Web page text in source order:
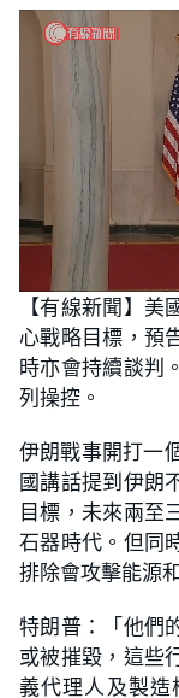
n
m
t
e
o
a
d
e
d
%
【有線新聞】
心戰略目標，預
時亦會持續談判
列操控。
伊朗戰事開打一
國講話提到伊朗
目標，未來兩至
石器時代。但同
排除會攻擊能源
特朗普：「他們
或被摧毀，這些
義代理人及製